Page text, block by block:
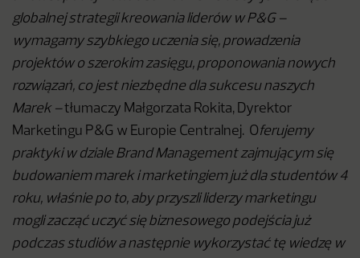
globalnej strategii kreowania liderów w P&G –
wymagamy szybkiego uczenia się, prowadzenia
projektów o szerokim zasięgu, proponowania nowych
rozwiązań, co jest niezbędne dla sukcesu naszych
Marek –tłumaczy Małgorzata Rokita, Dyrektor
Marketingu P&G w Europie Centralnej. Oferujemy
praktyki w dziale Brand Management zajmującym się
budowaniem marek i marketingiem już dla studentów 4
roku, właśnie po to, aby przyszli liderzy marketingu
mogli zacząć uczyć się biznesowego podejścia już
podczas studiów a następnie wykorzystać tę wiedzę w